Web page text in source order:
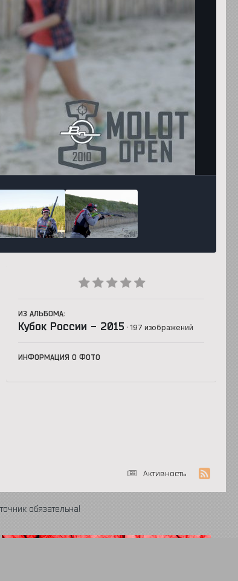
Инструменты
ИЗ АЛЬБОМА:
Кубок России - 2015 · 197 изображений
ИНФОРМАЦИЯ О ФОТО
Активность
обязательна!